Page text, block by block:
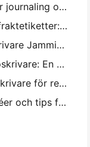
Bästa färgetikettmaker för journaling och scrapbooking: Lägg till mer färg på varje sida
Handskrift vs. utskrift av fraktetiketter: Tips för små företag 2026
Varför håller din etikettskrivare Jamming?
Hur man väljer en fickfotoskrivare: En komplett guide för journaling, resor och iPhone-användare
Bästa bläcklösa bärbara skrivare för resa, skola och mobilt arbete: Hanin MT620 Pro Review
Mini Photo Wall Layout Idéer och tips för sovrum och sovsal dekoration